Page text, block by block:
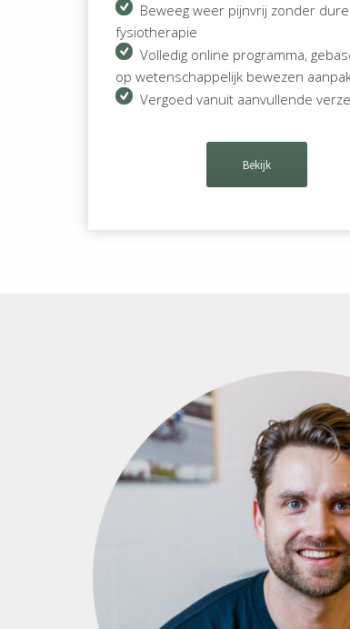
Beweeg weer pijnvrij zonder dure
fysiotherapie
Volledig online programma,
op wetenschappelijk bewezen
Vergoed vanuit aanvullende
Bekijk